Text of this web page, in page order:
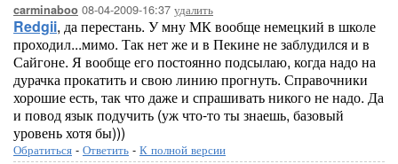
carminaboo 08-04-2009-16:37 удалить
Redgii, да перестань. У мну МК вообще немецкий в школе
проходил...мимо. Так нет же и в Пекине не заблудился и в
Сайгоне. Я вообще его постоянно подсылаю, когда надо на
дурачка прокатить и свою линию прогнуть. Справочники
хорошие есть, так что даже и спрашивать никого не надо. Да
и повод язык подучить (уж что-то ты знаешь, базовый
уровень хотя бы)))
Обратиться - Ответить - К полной версии